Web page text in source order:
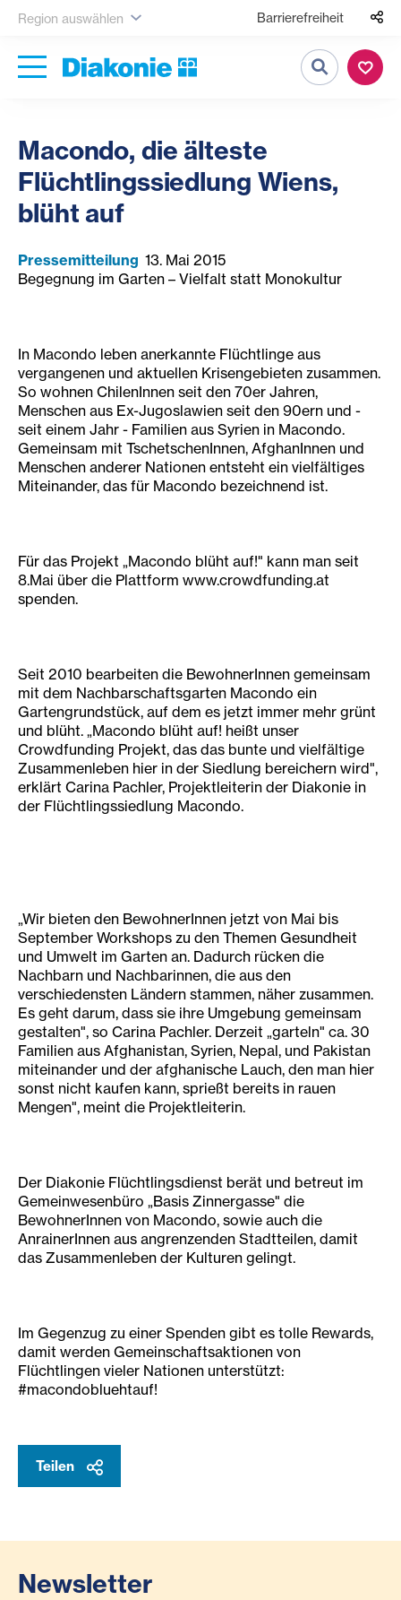
Region auswählen Barrierefreiheit
Suche
Macondo, die älteste
Flüchtlingssiedlung Wiens,
blüht auf
Pressemitteilung 13. Mai 2015
Begegnung im Garten – Vielfalt statt Monokultur
In Macondo leben anerkannte Flüchtlinge aus
vergangenen und aktuellen Krisengebieten zusammen.
So wohnen ChilenInnen seit den 70er Jahren,
Menschen aus Ex-Jugoslawien seit den 90ern und -
seit einem Jahr - Familien aus Syrien in Macondo.
Gemeinsam mit TschetschenInnen, AfghanInnen und
Menschen anderer Nationen entsteht ein vielfältiges
Miteinander, das für Macondo bezeichnend ist.
Für das Projekt „Macondo blüht auf!" kann man seit
8.Mai über die Plattform www.crowdfunding.at
spenden.
Seit 2010 bearbeiten die BewohnerInnen gemeinsam
mit dem Nachbarschaftsgarten Macondo ein
Gartengrundstück, auf dem es jetzt immer mehr grünt
und blüht. „Macondo blüht auf! heißt unser
Crowdfunding Projekt, das das bunte und vielfältige
Zusammenleben hier in der Siedlung bereichern wird",
erklärt Carina Pachler, Projektleiterin der Diakonie in
der Flüchtlingssiedlung Macondo.
„Wir bieten den BewohnerInnen jetzt von Mai bis
September Workshops zu den Themen Gesundheit
und Umwelt im Garten an. Dadurch rücken die
Nachbarn und Nachbarinnen, die aus den
verschiedensten Ländern stammen, näher zusammen.
Es geht darum, dass sie ihre Umgebung gemeinsam
gestalten", so Carina Pachler. Derzeit „garteln" ca. 30
Familien aus Afghanistan, Syrien, Nepal, und Pakistan
miteinander und der afghanische Lauch, den man hier
sonst nicht kaufen kann, sprießt bereits in rauen
Mengen", meint die Projektleiterin.
Der Diakonie Flüchtlingsdienst berät und betreut im
Gemeinwesenbüro „Basis Zinnergasse" die
BewohnerInnen von Macondo, sowie auch die
AnrainerInnen aus angrenzenden Stadtteilen, damit
das Zusammenleben der Kulturen gelingt.
Im Gegenzug zu einer Spenden gibt es tolle Rewards,
damit werden Gemeinschaftsaktionen von
Flüchtlingen vieler Nationen unterstützt:
#macondobluehtauf!
Teilen
Newsletter